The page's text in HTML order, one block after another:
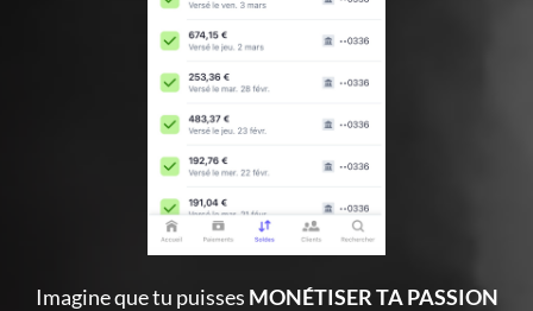
Imagine que tu puisses MONÉTISER TA PASSION